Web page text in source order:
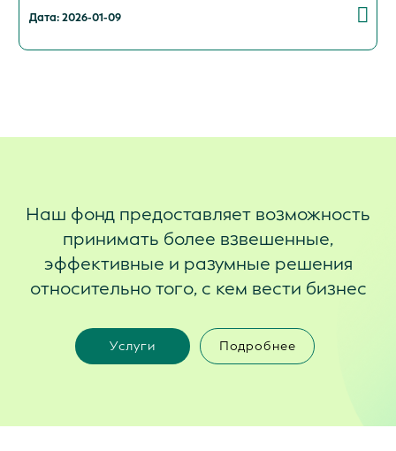
Дата: 2026-01-09
Наш фонд предоставляет возможность
принимать более взвешенные,
эффективные и разумные решения
относительно того, с кем вести бизнес
Услуги Подробнее